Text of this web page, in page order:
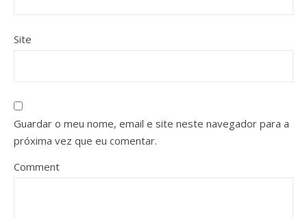
Site
Guardar o meu nome, email e site neste navegador para a
próxima vez que eu comentar.
Comment